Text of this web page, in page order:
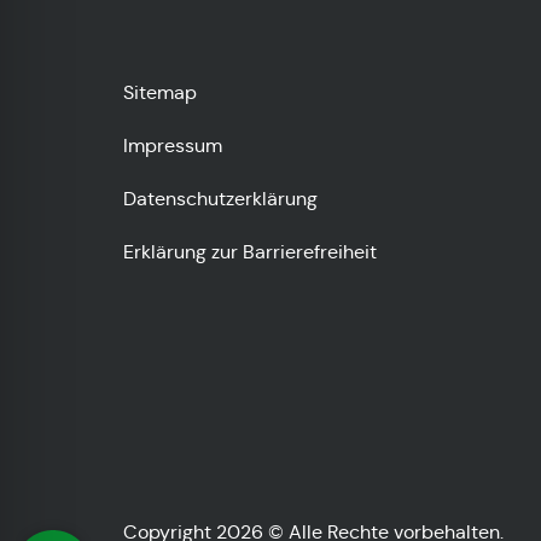
Sitemap
Impressum
Datenschutzerklärung
Erklärung zur Barrierefreiheit
Copyright 2026 © Alle Rechte vorbehalten.